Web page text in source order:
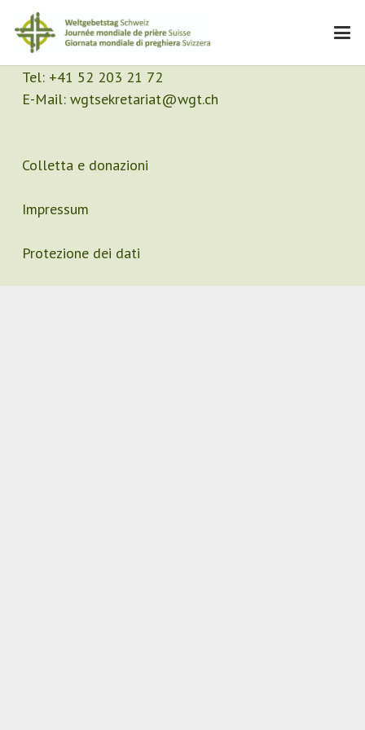
Contatto
Segretariato
Tel: +41 52 203 21 72
E-Mail: wgtsekretariat@wgt.ch
Colletta e donazioni
Impressum
Protezione dei dati